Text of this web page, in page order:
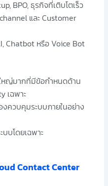
BPO, ธุรกิจที่เติบโตเร็ว
และ Customer
Chatbot หรือ Voice Bot
หญ่มากที่มีข้อกำหนดด้าน
เฉพาะ
ควบคุมระบบภายในอย่าง
บโดยเฉพาะ
Contact Center